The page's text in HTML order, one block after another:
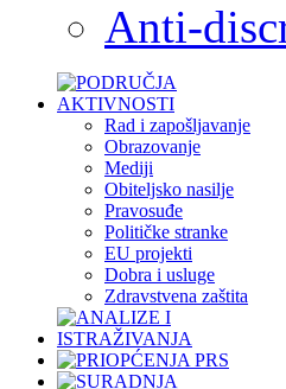
Anti-
Rad i zapošljavanje
Obrazovanje
Mediji
Obiteljsko nasilje
Pravosuđe
Političke stranke
EU projekti
Dobra i usluge
Zdravstvena zaštita